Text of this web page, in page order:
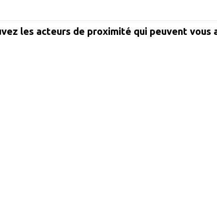
les acteurs de proximité qui peuvent vous